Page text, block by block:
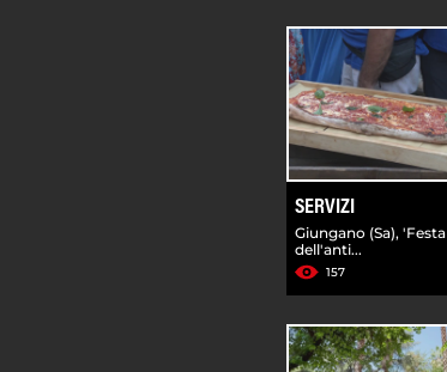
SERVIZI
Giungano (Sa), 'Festa
dell'anti...
157